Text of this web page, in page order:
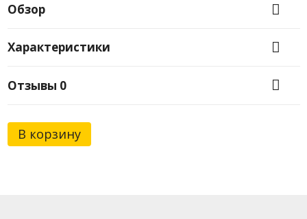
Обзор
Характеристики
Отзывы 0
В корзину